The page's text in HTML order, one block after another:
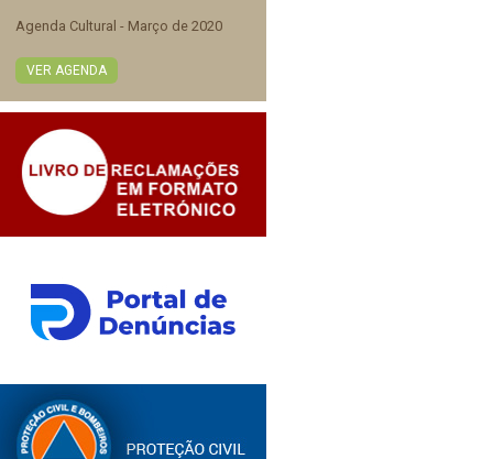
Agenda Cultural - Março de 2020
VER AGENDA